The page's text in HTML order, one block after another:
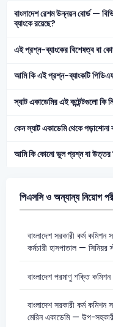
বাংলাদেশ রেশম উন্নয়ন বোর্ড — বিভিন্ন পদ 2019 এর মোট কতটি প্রশ্ন এই প্রশ্ন-
ব্যাংকে রয়েছে?
এই প্রশ্ন-ব্যাংকের বিশেষত্ব বা
আমি কি এই প্রশ্ন-ব্যাংকটি
স্যাট একাডেমির এই কন্টেন্টগুলো কি
কেন স্যাট একাডেমি থেকে পড়াশোনা
আমি কি কোনো ভুল প্রশ্ন বা উত্তর
পিএসসি ও অন্যান্য নিয়োগ
বাংলাদেশ সরকারী কর্ম
কর্মচারী হাসপাতাল — সিনিয়র
বাংলাদেশ পরমাণু শক্তি কমিশন
বাংলাদেশ সরকারী কর্ম
মেরিন একাডেমি — উপ-